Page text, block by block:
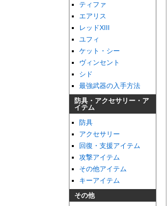
ティファ
エアリス
レッドXIII
ユフィ
ケット・シー
ヴィンセント
シド
最強武器の入手方法
防具・アクセサリー・ア
イテム
防具
アクセサリー
回復・支援アイテム
攻撃アイテム
その他アイテム
キーアイテム
その他